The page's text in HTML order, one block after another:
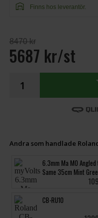
warehouse Finns hos leverantör.
8470 kr
5687 kr/st
Andra som handlade
6.3mm Ma MO Angled
Same 35cm Mint
CB-RU10